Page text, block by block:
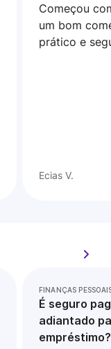
Começou
um bom
prático e
Ecias V.
FINANÇAS
É seguro
adiantado
empréstimo?